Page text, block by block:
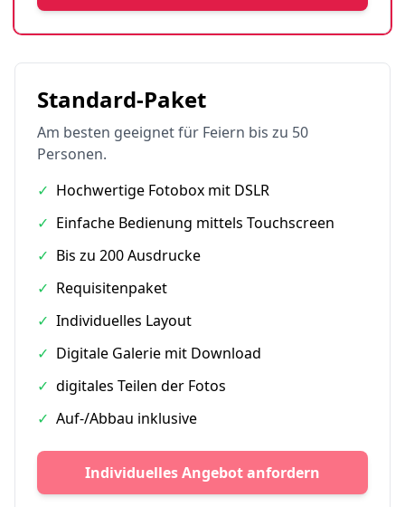
Standard-Paket
Am besten geeignet für Feiern bis zu 50
Personen.
✓ Hochwertige Fotobox mit DSLR
✓ Einfache Bedienung mittels Touchscreen
✓ Bis zu 200 Ausdrucke
✓ Requisitenpaket
✓ Individuelles Layout
✓ Digitale Galerie mit Download
✓ digitales Teilen der Fotos
✓ Auf-/Abbau inklusive
Individuelles Angebot anfordern